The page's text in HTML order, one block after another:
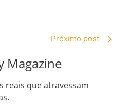
Próximo post
Magazine
reais que atravessam